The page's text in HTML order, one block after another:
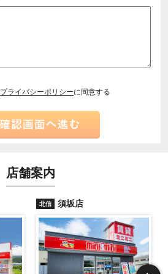
プライバシーポリシーに同意する
店舗案内
北信 須坂店